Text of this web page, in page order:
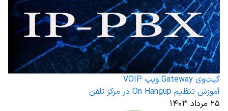
گیت‌وی Gateway ویپ VOIP
آموزش تنظیم On Hangup در مرکز تلفن
۲۵ مرداد ۱۴۰۳